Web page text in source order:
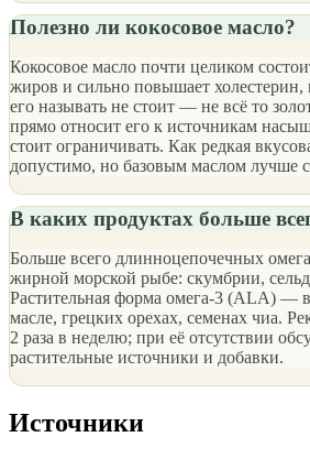
Полезно ли кокосовое масло?
Кокосовое масло почти целиком
жиров и сильно повышает холестерин,
его называть не стоит — не всё то
прямо относит его к источникам
стоит ограничивать. Как редкая
допустимо, но базовым маслом лучше
В каких продуктах больше
Больше всего длинноцепочечных
жирной морской рыбе: скумбрии,
Растительная форма омега-3 (ALA) —
масле, грецких орехах, семенах чиа.
2 раза в неделю; при её отсутствии
растительные источники и добавки.
Источники